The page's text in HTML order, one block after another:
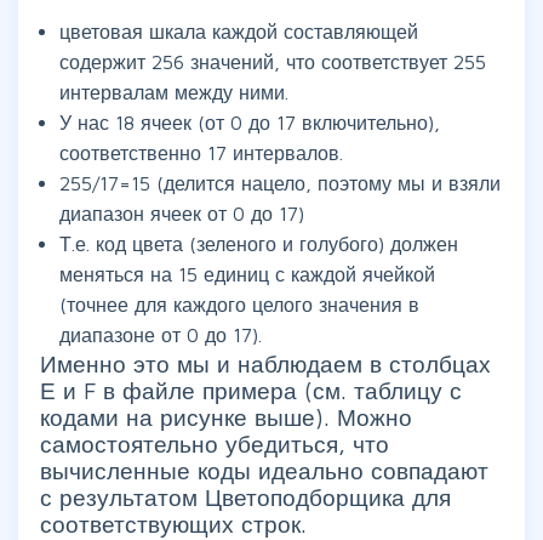
цветовая шкала каждой составляющей
содержит 256 значений, что соответствует 255
интервалам между ними.
У нас 18 ячеек (от 0 до 17 включительно),
соответственно 17 интервалов.
255/17=15 (делится нацело, поэтому мы и взяли
диапазон ячеек от 0 до 17)
Т.е. код цвета (зеленого и голубого) должен
меняться на 15 единиц с каждой ячейкой
(точнее для каждого целого значения в
диапазоне от 0 до 17).
Именно это мы и наблюдаем в столбцах
Е и F в файле примера (см. таблицу с
кодами на рисунке выше). Можно
самостоятельно убедиться, что
вычисленные коды идеально совпадают
с результатом Цветоподборщика для
соответствующих строк.